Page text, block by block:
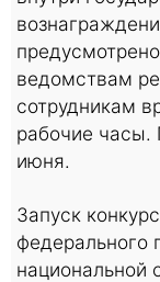
ведомствам
сотрудникам
рабочие часы.
июня.
Запуск
федерального
национальной